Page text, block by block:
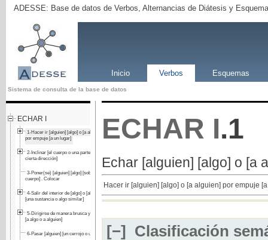
ADESSE: Base de datos de Verbos, Alternancias de Diátesis y
Inicio Verbos Esquemas
Sistema de consulta de la base de datos
ECHAR I
1-Hacer ir [alguien] [algo] o [a alguien]
por empuje [a un lugar]
2-Inclinar [el cuerpo o una parte de él] [en
cierta dirección]
3-Poner(se) [alguien] [algo] [sobre el
cuerpo] . Colocar
4-Salir del interior de [algo] o [alguien]
[una sustancia o algo similar]
5-Dirigirse de manera brusca y decidida
[a algo o a alguien]
6-Pasar [alguien] [un cerrojo o una llave]
ECHAR I.1
Echar [alguien] [algo] o [a
Hacer ir [alguien] [algo] o [a alguien] por empuje
[−] Clasificación